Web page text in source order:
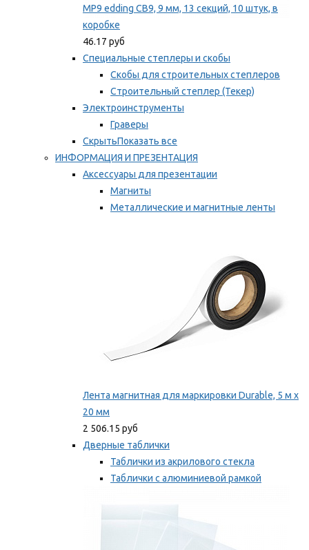
MP9 edding CB9, 9 мм, 13 секций, 10 штук, в
коробке
46.17 руб
Специальные степлеры и скобы
Скобы для строительных степлеров
Строительный степлер (Текер)
Электроинструменты
Граверы
СкрытьПоказать все
ИНФОРМАЦИЯ И ПРЕЗЕНТАЦИЯ
Аксессуары для презентации
Магниты
Металлические и магнитные ленты
Лента магнитная для маркировки Durable, 5 м х
20 мм
2 506.15 руб
Дверные таблички
Таблички из акрилового стекла
Таблички с алюминиевой рамкой